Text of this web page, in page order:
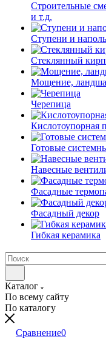
Строительные
и т.д.
Ступени и
Cтеклянный
Мощение,
Черепица
Кислотоупорная
Готовые
Навесные
Фасадные
Фасадный декор
Гибкая керамика
Каталог
По всему сайту
По каталогу
Сравнение0